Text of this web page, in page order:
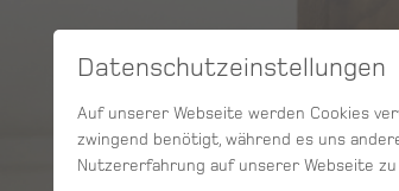
SERVICES
Datenschutzeinstellungen
Auf unserer Webseite werden Cookies
zwingend benötigt, während es uns
Nutzererfahrung auf unserer Webseite